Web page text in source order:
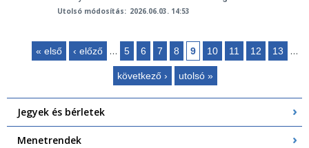
Utolsó módosítás: 2026.06.03. 14:53
« első ‹ előző … 5 6 7 8 9 10 11 12 13 …
következő › utolsó »
Jegyek és bérletek
Menetrendek